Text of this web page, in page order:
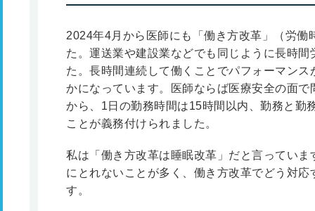
2024年4月から医師にも「働き方改革」（労働
た。運送業や建設業などでも同じように長時
た。長時間連続して働くことでパフォーマン
かになっています。医師ならば医療安全の面
から、1日の勤務時間は15時間以内、勤務と勤
ことが義務付けられました。
私は「働き方改革は睡眠改革」だと言ってい
にとれないことが多く、働き方改革でどう対
す。